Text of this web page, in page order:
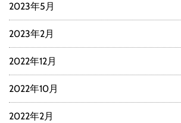
2023年5月
2023年2月
2022年12月
2022年10月
2022年2月